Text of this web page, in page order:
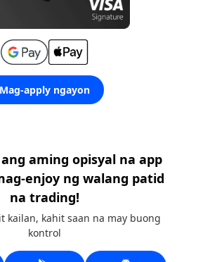
Mag-apply ngayon
aming opisyal na app
enjoy ng walang patid
na trading!
kailan, kahit saan na may buong
kontrol